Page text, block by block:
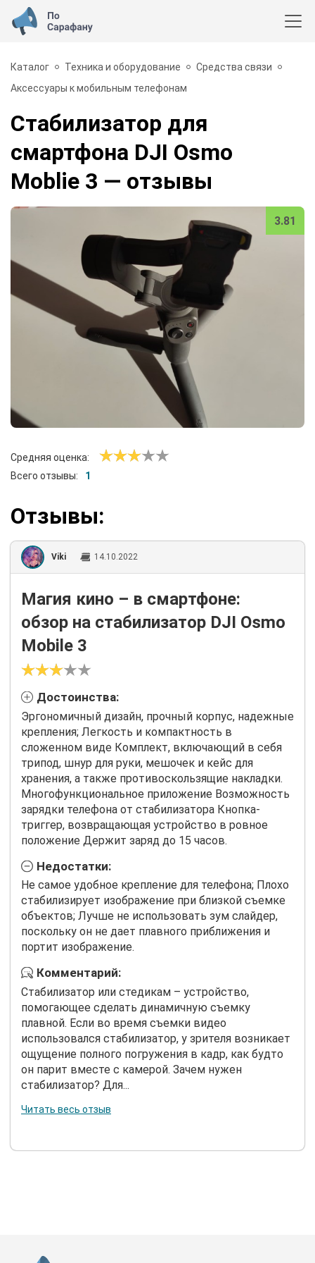
Каталог Техника и оборудование
Средства связи
Аксессуары к мобильным телефонам
Стабилизатор для
смартфона DJI Osmo
Moblie 3 — отзывы
3.81
Средняя оценка:
Всего отзывы:
1
Отзывы:
Viki 14.10.2022
Магия кино – в смартфоне:
обзор на стабилизатор DJI Osmo
Mobile 3
Достоинства:
Эргономичный дизайн, прочный корпус, надежные
крепления; Легкость и компактность в
сложенном виде Комплект, включающий в себя
трипод, шнур для руки, мешочек и кейс для
хранения, а также противоскользящие накладки.
Многофункциональное приложение Возможность
зарядки телефона от стабилизатора Кнопка-
триггер, возвращающая устройство в ровное
положение Держит заряд до 15 часов.
Недостатки:
Не самое удобное крепление для телефона; Плохо
стабилизирует изображение при близкой съемке
объектов; Лучше не использовать зум слайдер,
поскольку он не дает плавного приближения и
портит изображение.
Комментарий:
Стабилизатор или стедикам – устройство,
помогающее сделать динамичную съемку
плавной. Если во время съемки видео
использовался стабилизатор, у зрителя возникает
ощущение полного погружения в кадр, как будто
он парит вместе с камерой. Зачем нужен
стабилизатор? Для...
Читать весь отзыв